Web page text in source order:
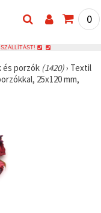
0
és porzók (1420)› Textil
25x120 mm,